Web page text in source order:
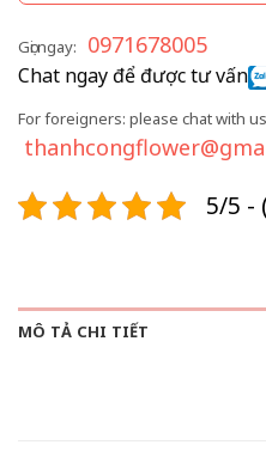
Gọi ngay: 0971678005
Chat ngay để được tư vấn
For foreigners: please chat with
5/5 -
MÔ TẢ CHI TIẾT